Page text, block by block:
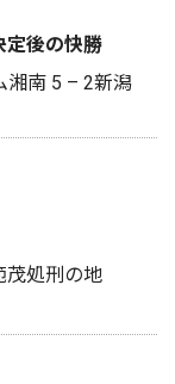
定後の快勝
湘南 5 – 2新潟
処刑の地